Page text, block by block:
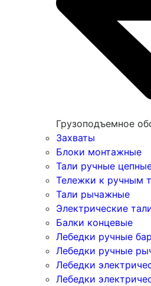
Грузоподъемное
Захваты
Блоки монтажные
Тали ручные
Тележки к ручным
Тали рычажные
Электрические
Балки концевые
Лебедки ручные
Лебедки ручные
Лебедки
Лебедки